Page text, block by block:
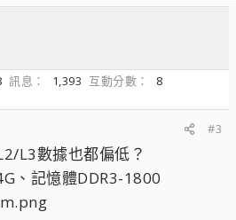
訊息 1,393 互動分數
8
#3
L3數據也都偏低？
、記憶體DDR3-1800